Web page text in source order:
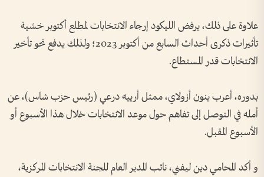
علاوة على ذلك، يرفض الليكود إرجاء الانتخابات لمطلع أكتوبر خشية
تأثيرات ذكرى أحداث السابع من أكتوبر 2023؛ ولذلك يدفع نحو تأخير
الانتخابات قدر المستطاع.
بدوره، أعرب ينون أزولاي، ممثل أرييه درعي (رئيس حزب شاس)، عن
أمله في التوصل إلى تفاهم حول موعد الانتخابات خلال هذا الأسبوع أو
الأسبوع المقبل.
و أكد المحامي دين ليفني، نائب المدير العام للجنة الانتخابات المركزية،